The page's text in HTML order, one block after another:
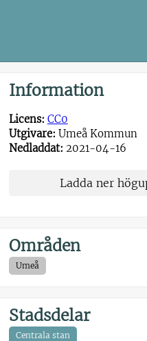
Information
Licens: CC0
Utgivare: Umeå Kommun
Nedladdat: 2021-04-16
Ladda ner
Områden
Umeå
Stadsdelar
Centrala stan